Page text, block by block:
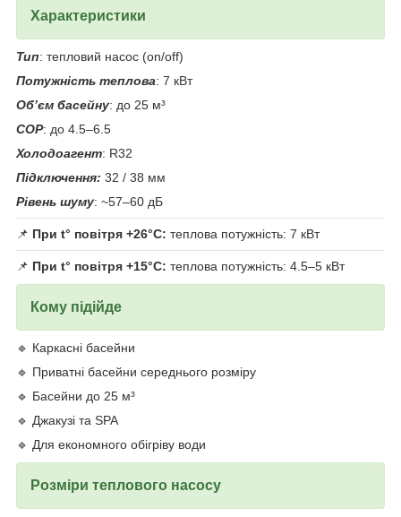
Характеристики
Тип: тепловий насос (on/off)
Потужність теплова: 7 кВт
Об’єм басейну: до 25 м³
COP: до 4.5–6.5
Холодоагент: R32
Підключення: 32 / 38 мм
Рівень шуму: ~57–60 дБ
📌 При t° повітря +26°C: теплова потужність: 7 кВт
📌 При t° повітря +15°C: теплова потужність: 4.5–5 кВт
Кому підійде
🔹 Каркасні басейни
🔹 Приватні басейни середнього розміру
🔹 Басейни до 25 м³
🔹 Джакузі та SPA
🔹 Для економного обігріву води
Розміри теплового насосу